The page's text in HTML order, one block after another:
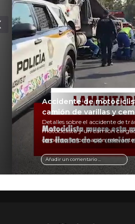
Añadir un comentario ...
Accidente de
camión de varillas y
Detalles sobre el accidente de
motociclista y un camión
cemento. Información relevante
vial y recomendaciones para